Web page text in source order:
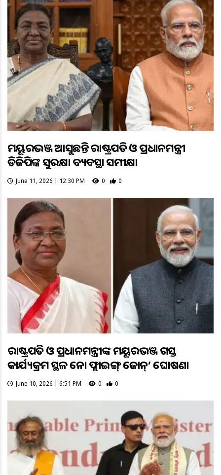
ମୟୂରଭଞ୍ଜ ଆସୁଛନ୍ତି ରାଷ୍ଟ୍ରପତି ଓ ପ୍ରଧାନମନ୍ତ୍ରୀ
ଡିଜିପିଙ୍କ ସୁରକ୍ଷା ବ୍ୟବସ୍ଥା ସମୀକ୍ଷା
June 11, 2026 | 12:30 PM 0 0
ରାଷ୍ଟ୍ରପତି ଓ ପ୍ରଧାନମନ୍ତ୍ରୀଙ୍କ ମୟୂରଭଞ୍ଜ ଗସ୍ତ
କାର୍ଯ୍ୟକ୍ରମ ସ୍ଥଳ ନୋ ଫ୍ଲାଇଙ୍ଗ୍ ଜୋନ୍’ ଘୋଷଣା
June 10, 2026 | 6:51 PM 0 0